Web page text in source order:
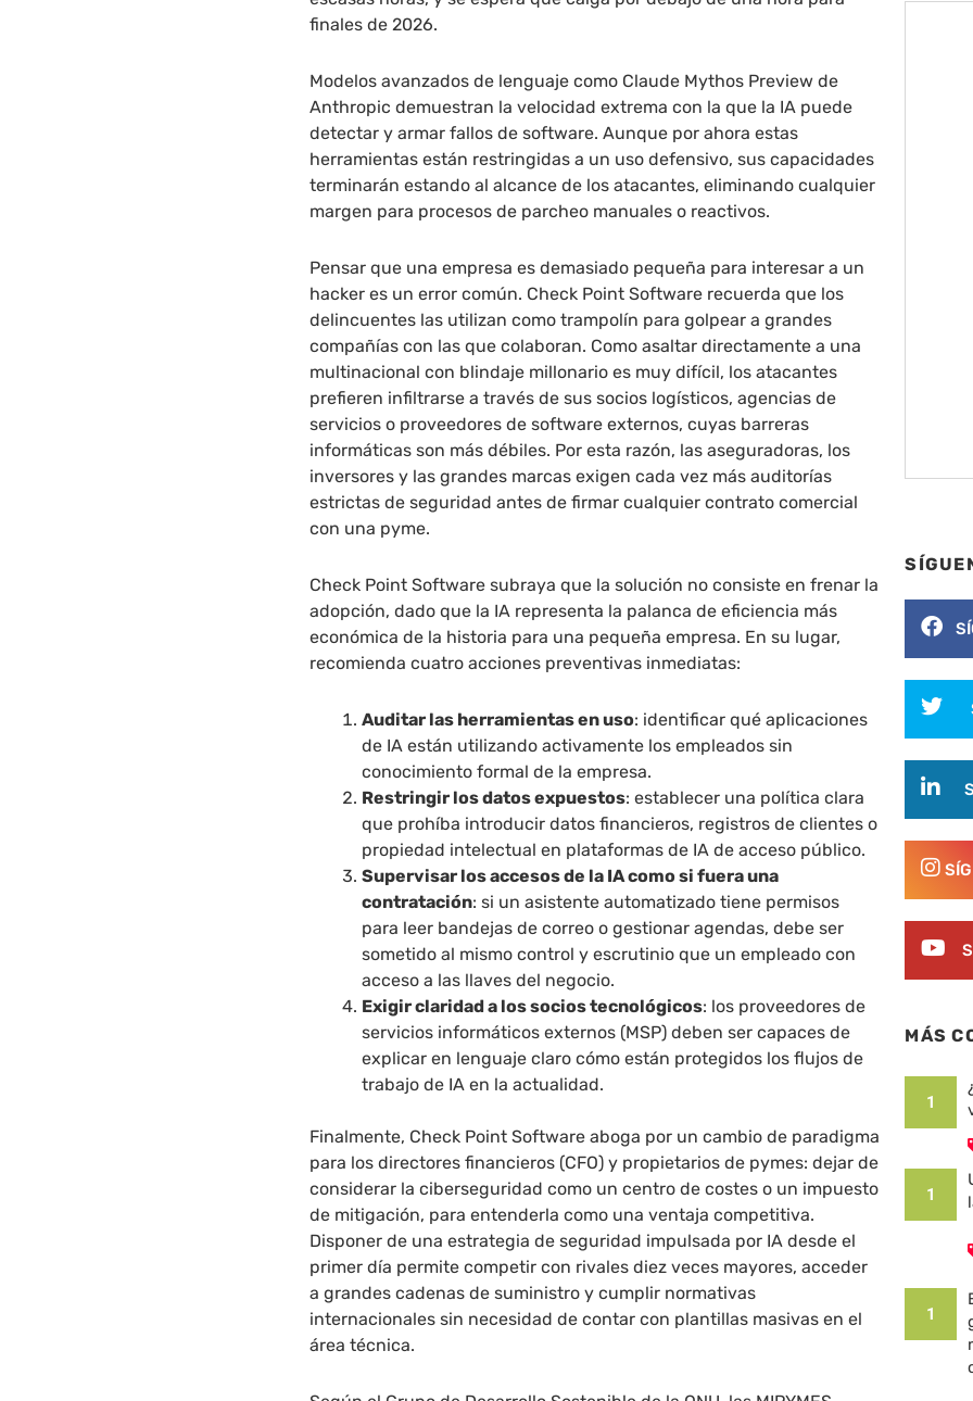
finales de 2026.
Modelos avanzados de lenguaje como Claude Mythos Preview de
Anthropic demuestran la velocidad extrema con la que la IA puede
detectar y armar fallos de software. Aunque por ahora estas
herramientas están restringidas a un uso defensivo, sus capacidades
terminarán estando al alcance de los atacantes, eliminando cualquier
margen para procesos de parcheo manuales o reactivos.
Pensar que una empresa es demasiado pequeña para interesar a un
hacker es un error común. Check Point Software recuerda que los
delincuentes las utilizan como trampolín para golpear a grandes
compañías con las que colaboran. Como asaltar directamente a una
multinacional con blindaje millonario es muy difícil, los atacantes
prefieren infiltrarse a través de sus socios logísticos, agencias de
servicios o proveedores de software externos, cuyas barreras
informáticas son más débiles. Por esta razón, las aseguradoras, los
inversores y las grandes marcas exigen cada vez más auditorías
estrictas de seguridad antes de firmar cualquier contrato comercial
con una pyme.
Check Point Software subraya que la solución no consiste en frenar la
adopción, dado que la IA representa la palanca de eficiencia más
económica de la historia para una pequeña empresa. En su lugar,
recomienda cuatro acciones preventivas inmediatas:
Auditar las herramientas en uso: identificar qué aplicaciones
de IA están utilizando activamente los empleados sin
conocimiento formal de la empresa.
Restringir los datos expuestos: establecer una política clara
que prohíba introducir datos financieros, registros de clientes o
propiedad intelectual en plataformas de IA de acceso público.
Supervisar los accesos de la IA como si fuera una
contratación: si un asistente automatizado tiene permisos
para leer bandejas de correo o gestionar agendas, debe ser
sometido al mismo control y escrutinio que un empleado con
acceso a las llaves del negocio.
Exigir claridad a los socios tecnológicos: los proveedores de
servicios informáticos externos (MSP) deben ser capaces de
explicar en lenguaje claro cómo están protegidos los flujos de
trabajo de IA en la actualidad.
Finalmente, Check Point Software aboga por un cambio de paradigma
para los directores financieros (CFO) y propietarios de pymes: dejar de
considerar la ciberseguridad como un centro de costes o un impuesto
de mitigación, para entenderla como una ventaja competitiva.
Disponer de una estrategia de seguridad impulsada por IA desde el
primer día permite competir con rivales diez veces mayores, acceder
a grandes cadenas de suministro y cumplir normativas
internacionales sin necesidad de contar con plantillas masivas en el
área técnica.
MÁS
1
1
1